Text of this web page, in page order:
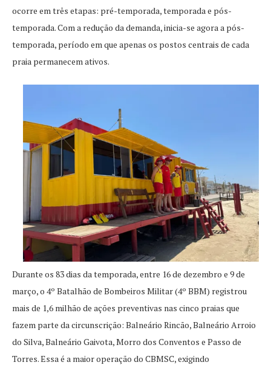
ocorre em três etapas: pré-temporada, temporada e pós-
temporada. Com a redução da demanda, inicia-se agora a pós-
temporada, período em que apenas os postos centrais de cada
praia permanecem ativos.
Durante os 83 dias da temporada, entre 16 de dezembro e 9 de
março, o 4º Batalhão de Bombeiros Militar (4º BBM) registrou
mais de 1,6 milhão de ações preventivas nas cinco praias que
fazem parte da circunscrição: Balneário Rincão, Balneário Arroio
do Silva, Balneário Gaivota, Morro dos Conventos e Passo de
Torres. Essa é a maior operação do CBMSC, exigindo